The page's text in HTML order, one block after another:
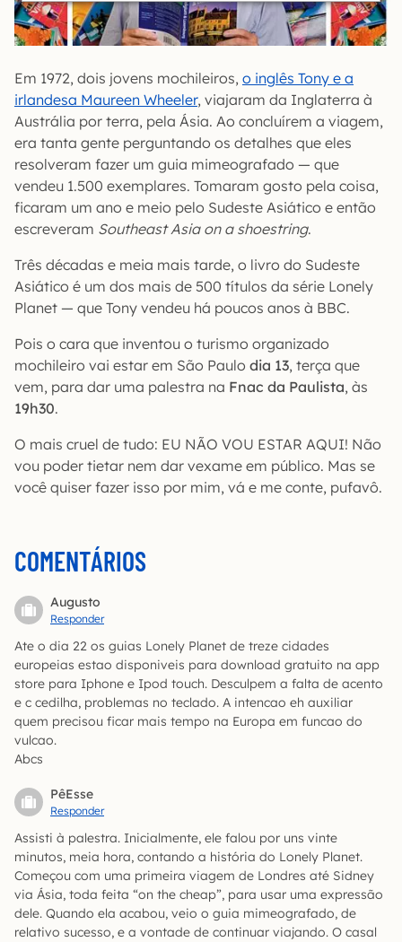
Em 1972, dois jovens mochileiros, o inglês Tony e a
irlandesa Maureen Wheeler, viajaram da Inglaterra à
Austrália por terra, pela Ásia. Ao concluírem a viagem,
era tanta gente perguntando os detalhes que eles
resolveram fazer um guia mimeografado — que
vendeu 1.500 exemplares. Tomaram gosto pela coisa,
ficaram um ano e meio pelo Sudeste Asiático e então
escreveram Southeast Asia on a shoestring.
Três décadas e meia mais tarde, o livro do Sudeste
Asiático é um dos mais de 500 títulos da série Lonely
Planet — que Tony vendeu há poucos anos à BBC.
Pois o cara que inventou o turismo organizado
mochileiro vai estar em São Paulo dia 13, terça que
vem, para dar uma palestra na Fnac da Paulista, às
19h30.
O mais cruel de tudo: EU NÃO VOU ESTAR AQUI! Não
vou poder tietar nem dar vexame em público. Mas se
você quiser fazer isso por mim, vá e me conte, pufavô.
COMENTÁRIOS
Augusto
Responder
Ate o dia 22 os guias Lonely Planet de treze cidades
europeias estao disponiveis para download gratuito na app
store para Iphone e Ipod touch. Desculpem a falta de acento
e c cedilha, problemas no teclado. A intencao eh auxiliar
quem precisou ficar mais tempo na Europa em funcao do
vulcao.
Abcs
PêEsse
Responder
Assisti à palestra. Inicialmente, ele falou por uns vinte
minutos, meia hora, contando a história do Lonely Planet.
Começou com uma primeira viagem de Londres até Sidney
via Ásia, toda feita “on the cheap”, para usar uma expressão
dele. Quando ela acabou, veio o guia mimeografado, de
relativo sucesso, e a vontade de continuar viajando. O casal